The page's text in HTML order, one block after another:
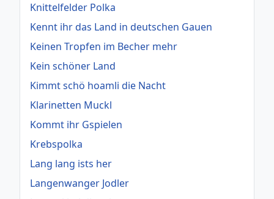
Knittelfelder Polka
Kennt ihr das Land in deutschen Gauen
Keinen Tropfen im Becher mehr
Kein schöner Land
Kimmt schö hoamli die Nacht
Klarinetten Muckl
Kommt ihr Gspielen
Krebspolka
Lang lang ists her
Langenwanger Jodler